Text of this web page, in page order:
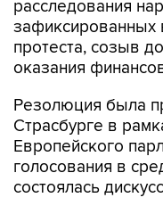
расследования
зафиксированных
протеста, созыв
оказания
Резолюция была
Страсбурге в
Европейского
голосования в
состоялась